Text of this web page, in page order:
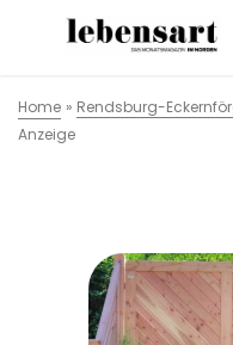
Home » Rendsburg-
Anzeige